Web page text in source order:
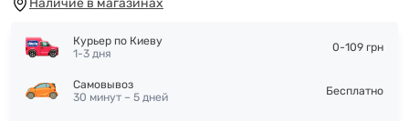
Наличие в магазинах
Курьер по Киеву
1-3 дня
0-109 грн
Самовывоз
30 минут – 5 дней
Бесплатно